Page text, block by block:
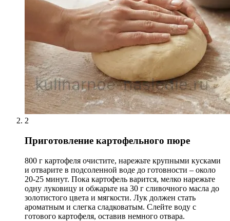
2
Приготовление картофельного пюре
800 г картофеля очистите, нарежьте крупными кусками
и отварите в подсоленной воде до готовности – около
20-25 минут. Пока картофель варится, мелко нарежьте
одну луковицу и обжарьте на 30 г сливочного масла до
золотистого цвета и мягкости. Лук должен стать
ароматным и слегка сладковатым. Слейте воду с
готового картофеля, оставив немного отвара.